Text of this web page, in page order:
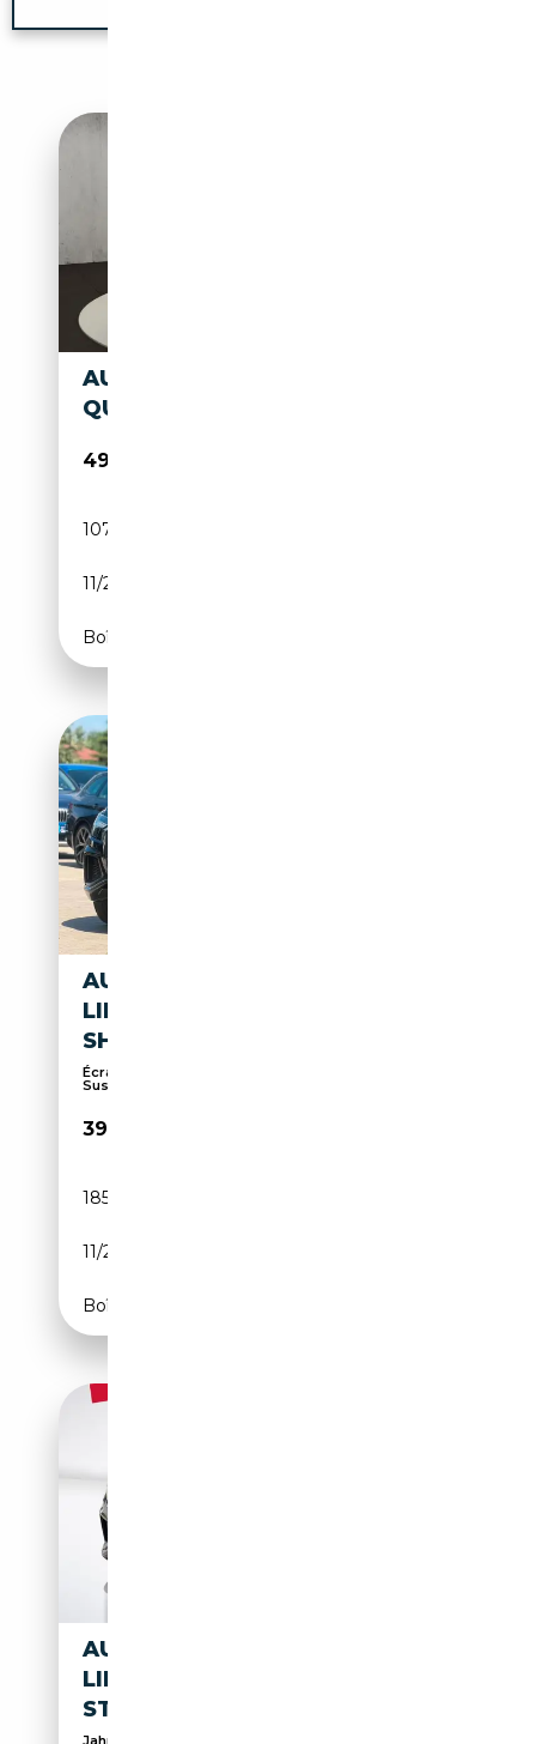
AUDI Q8 50 S-LINE 3.0 TDI
QUATTRO
49 900€
107 121 km
11/2020
Boîte automatique
AUDI Q8 50 TDI QUATTRO S
LINE PLUS
SHZ*SB*LED*ACC*B&O
Écran multifonction entièrement numérique,
Suspens...
39 950€
185 245 km
11/2018
Boîte automatique
AUDI Q8 50 TDI QUATTRO S
LINE MATRIX PANO LUFT 360°
STANDH
Jahresendspurt!!! Finanzierung Leasing Garantie